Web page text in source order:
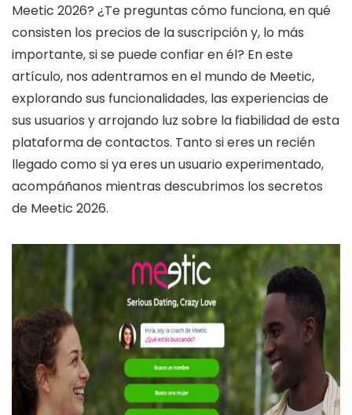
Meetic 2026? ¿Te preguntas cómo funciona, en qué
consisten los precios de la suscripción y, lo más
importante, si se puede confiar en él? En este
artículo, nos adentramos en el mundo de Meetic,
explorando sus funcionalidades, las experiencias de
sus usuarios y arrojando luz sobre la fiabilidad de esta
plataforma de contactos. Tanto si eres un recién
llegado como si ya eres un usuario experimentado,
acompáñanos mientras descubrimos los secretos
de Meetic 2026.